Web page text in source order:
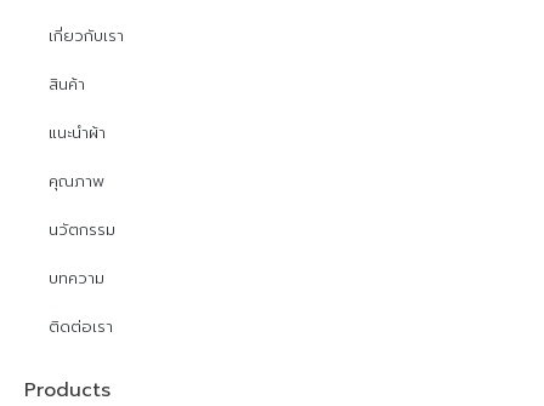
เกี่ยวกับเรา
สินค้า
แนะนำผ้า
คุณภาพ
นวัตกรรม
บทความ
ติดต่อเรา
Products